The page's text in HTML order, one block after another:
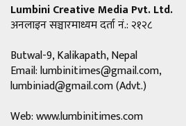
Lumbini Creative Media Pvt. Ltd.
अनलाइन सञ्चारमाध्यम दर्ता नं.: २१२८
Butwal-9, Kalikapath, Nepal
Email:lumbinitimes@gmail.com,
lumbiniad@gmail.com(Advt.)
Web: www.lumbinitimes.com